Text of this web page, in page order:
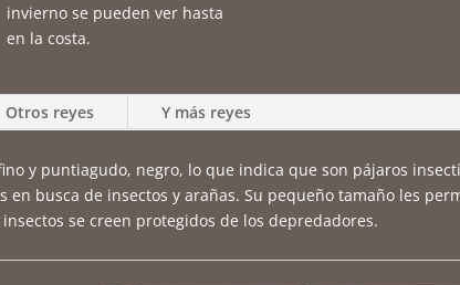
invierno se pueden ver hasta
en la costa.
Otros reyes Y más reyes
y puntiagudo, negro, lo que indica que son pájaros
en busca de insectos y arañas. Su pequeño tamaño les
se creen protegidos de los depredadores.